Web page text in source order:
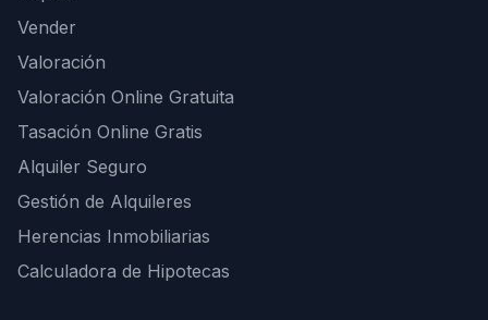
Vender
Valoración
Valoración Online Gratuita
Tasación Online Gratis
Alquiler Seguro
Gestión de Alquileres
Herencias Inmobiliarias
Calculadora de Hipotecas